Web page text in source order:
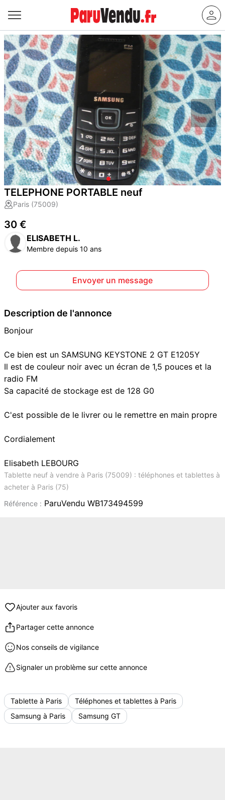
TELEPHONE PORTABLE neuf
Paris (75009)
30 €
ELISABETH L.
Membre depuis 10 ans
Envoyer un message
Description de l'annonce
Bonjour
Ce bien est un SAMSUNG KEYSTONE 2 GT E1205Y
Il est de couleur noir avec un écran de 1,5 pouces et la
radio FM
Sa capacité de stockage est de 128 G0
C'est possible de le livrer ou le remettre en main propre
Cordialement
Elisabeth LEBOURG
Tablette neuf à vendre à Paris (75009) : téléphones et tablettes à
acheter à Paris (75)
Référence : ParuVendu WB173494599
Ajouter aux favoris
Partager cette annonce
Nos conseils de vigilance
Signaler un problème sur cette annonce
Tablette à Paris
Téléphones et tablettes à Paris
Samsung à Paris
Samsung GT